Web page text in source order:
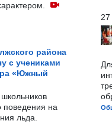
района
с учениками
«Южный
поведения на
льда.